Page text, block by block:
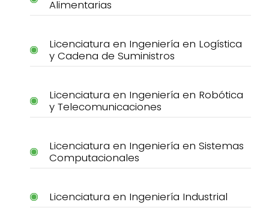
Alimentarias
Licenciatura en Ingeniería en Logística
y Cadena de Suministros
Licenciatura en Ingeniería en Robótica
y Telecomunicaciones
Licenciatura en Ingeniería en Sistemas
Computacionales
Licenciatura en Ingeniería Industrial